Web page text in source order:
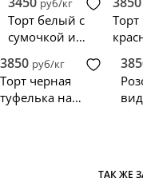
Торт белый с
сумочкой и
Торт
3850 руб/кг
Торт черная
туфелька на
ТАК ЖЕ